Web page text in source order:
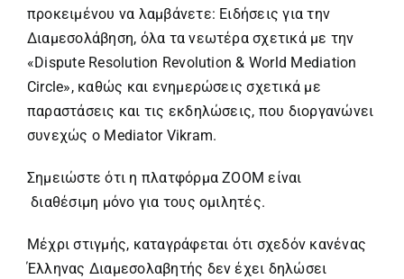
προκειμένου να λαμβάνετε: Ειδήσεις για την
Διαμεσολάβηση, όλα τα νεωτέρα σχετικά με την
«Dispute Resolution Revolution & World Mediation
Circle», καθώς και ενημερώσεις σχετικά με
παραστάσεις και τις εκδηλώσεις, που διοργανώνει
συνεχώς ο Mediator Vikram.
Σημειώστε ότι η πλατφόρμα ZOOM είναι
διαθέσιμη μόνο για τους ομιλητές.
Μέχρι στιγμής, καταγράφεται ότι σχεδόν κανένας
Έλληνας Διαμεσολαβητής δεν έχει δηλώσει